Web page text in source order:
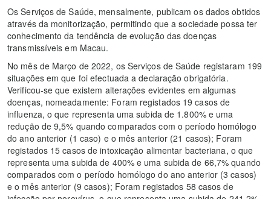
Os Serviços de Saúde, mensalmente, publicam os dados obtidos
através da monitorização, permitindo que a sociedade possa ter
conhecimento da tendência de evolução das doenças
transmissíveis em Macau.
No mês de Março de 2022, os Serviços de Saúde registaram 199
situações em que foi efectuada a declaração obrigatória.
Verificou-se que existem alterações evidentes em algumas
doenças, nomeadamente: Foram registados 19 casos de
influenza, o que representa uma subida de 1.800% e uma
redução de 9,5% quando comparados com o período homólogo
do ano anterior (1 caso) e o mês anterior (21 casos); Foram
registados 15 casos de intoxicação alimentar bacteriana, o que
representa uma subida de 400% e uma subida de 66,7% quando
comparados com o período homólogo do ano anterior (3 casos)
e o mês anterior (9 casos); Foram registados 58 casos de